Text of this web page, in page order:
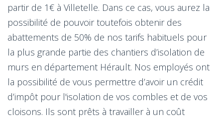
partir de 1€ à Villetelle. Dans ce cas, vous aurez la
possibilité de pouvoir toutefois obtenir des
abattements de 50% de nos tarifs habituels pour
la plus grande partie des chantiers d’isolation de
murs en département Hérault. Nos employés ont
la possibilité de vous permettre d’avoir un crédit
d’impôt pour l'isolation de vos combles et de vos
cloisons. Ils sont prêts à travailler à un coût